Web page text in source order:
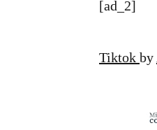
[ad_2]
Tiktok by